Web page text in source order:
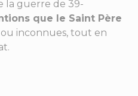
la guerre de 39-
que le Saint Père
inconnues, tout en